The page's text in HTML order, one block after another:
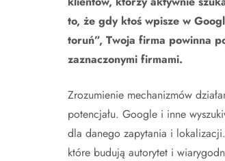
to, że gdy ktoś wpisze w
toruń”, Twoja firma powinna
zaznaczonymi firmami.
Zrozumienie mechanizmów
potencjału. Google i inne
dla danego zapytania i
które budują autorytet i